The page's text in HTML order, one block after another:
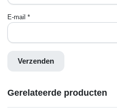
E-mail *
Gerelateerde producten